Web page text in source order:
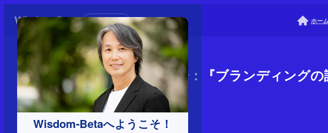
Wisdom-Betaへようこそ！
初めての方へ ホーム
書籍紹介：『ブランディング
た本質』
トピック
2024年12月13日